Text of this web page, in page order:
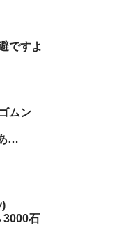
ですよ
ムン
…
)
石